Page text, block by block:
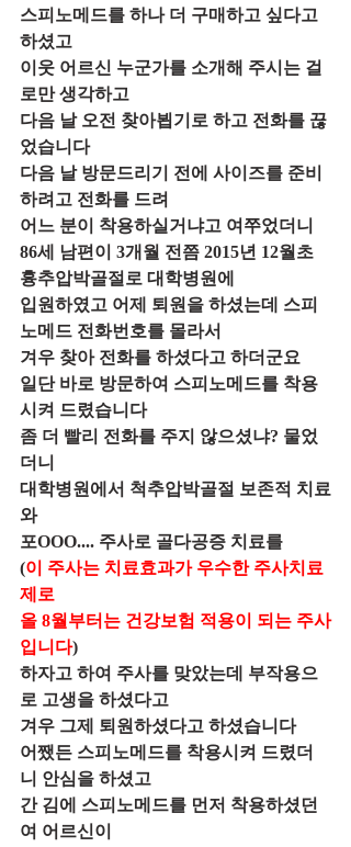
스피노메드를 하나 더 구매하고 싶다고
하셨고
이웃 어르신 누군가를 소개해 주시는 걸
로만 생각하고
다음 날 오전 찾아뵙기로 하고 전화를 끊
었습니다
다음 날 방문드리기 전에 사이즈를 준비
하려고 전화를 드려
어느 분이 착용하실거냐고 여쭈었더니
86세 남편이 3개월 전쯤 2015년 12월초
흉추압박골절로 대학병원에
입원하였고 어제 퇴원을 하셨는데 스피
노메드 전화번호를 몰라서
겨우 찾아 전화를 하셨다고 하더군요
일단 바로 방문하여 스피노메드를 착용
시켜 드렸습니다
좀 더 빨리 전화를 주지 않으셨냐? 물었
더니
대학병원에서 척추압박골절 보존적 치료
와
포OOO.... 주사로 골다공증 치료를
(이 주사는 치료효과가 우수한 주사치료
제로
올 8월부터는 건강보험 적용이 되는 주사
입니다)
하자고 하여 주사를 맞았는데 부작용으
로 고생을 하셨다고
겨우 그제 퇴원하셨다고 하셨습니다
어쨌든 스피노메드를 착용시켜 드렸더
니 안심을 하셨고
간 김에 스피노메드를 먼저 착용하셨던
여 어르신이